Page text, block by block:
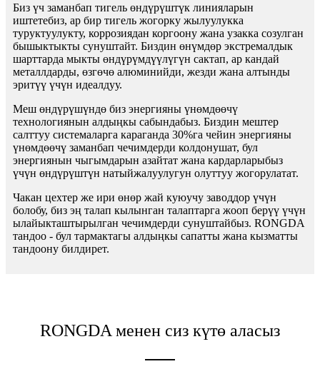
Биз үч заманбап тигель өндүрүштүк линияларын
иштетебиз, ар бир тигель жогорку жылуулукка
туруктуулукту, коррозиядан коргоону жана узакка созулган
бышыктыкты сунуштайт. Биздин өнүмдөр экстремалдык
шарттарда мыкты өндүрүмдүүлүгүн сактап, ар кандай
металлдарды, өзгөчө алюминийди, жезди жана алтынды
эритүү үчүн идеалдуу.
Меш өндүрүшүндө биз энергияны үнөмдөөчү
технологиянын алдыңкы сабындабыз. Биздин мештер
салттуу системаларга караганда 30%га чейин энергияны
үнөмдөөчү заманбап чечимдерди колдонушат, бул
энергиянын чыгымдарын азайтат жана кардарларыбыз
үчүн өндүрүштүн натыйжалуулугун олуттуу жогорулатат.
Чакан цехтер же ири өнөр жай куюучу заводдор үчүн
болобу, биз эң талап кылынган талаптарга жооп берүү үчүн
ылайыкташтырылган чечимдерди сунуштайбыз. RONGDA
тандоо - бул тармактагы алдыңкы сапатты жана кызматты
тандоону билдирет.
RONGDA менен сиз күтө аласыз